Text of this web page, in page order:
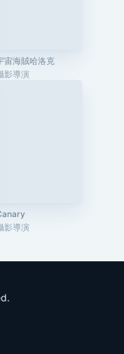
宙海賊哈洛克
影導演
影導演